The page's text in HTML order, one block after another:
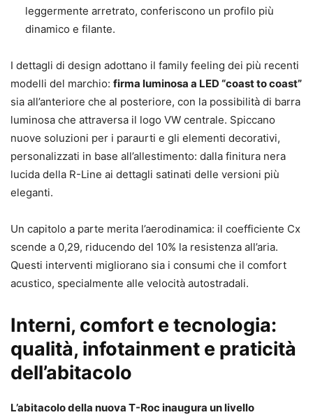
leggermente arretrato, conferiscono un profilo più
dinamico e filante.
I dettagli di design adottano il family feeling dei più recenti
modelli del marchio: firma luminosa a LED “coast to coast”
sia all’anteriore che al posteriore, con la possibilità di barra
luminosa che attraversa il logo VW centrale. Spiccano
nuove soluzioni per i paraurti e gli elementi decorativi,
personalizzati in base all’allestimento: dalla finitura nera
lucida della R-Line ai dettagli satinati delle versioni più
eleganti.
Un capitolo a parte merita l’aerodinamica: il coefficiente Cx
scende a 0,29, riducendo del 10% la resistenza all’aria.
Questi interventi migliorano sia i consumi che il comfort
acustico, specialmente alle velocità autostradali.
Interni, comfort e tecnologia:
qualità, infotainment e praticità
dell’abitacolo
L’abitacolo della nuova T-Roc inaugura un livello